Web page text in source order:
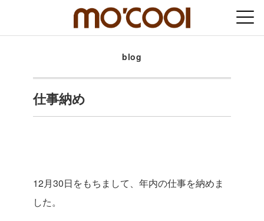
blog
仕事納め
12月30日をもちまして、年内の仕事を納めま
した。